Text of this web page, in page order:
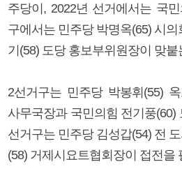
주당이, 2022년 선거에서는 국
구에서는 민주당 박명옥(65) 시
기(58) 도당 홍보부위원장이 맞붙
2선거구는 민주당 박봉휘(55)
사무국장과 국민의힘 전기풍(60)
선거구는 민주당 김성갑(54) 전
(58) 거제시요트협회장이 접전을